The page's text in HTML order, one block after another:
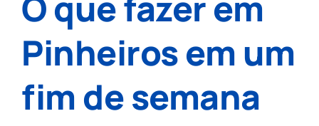
Pinheiros em um
fim de semana